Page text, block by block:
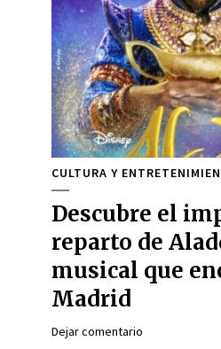
CULTURA Y
Descubre el
reparto de
musical que
Madrid
Dejar comentario